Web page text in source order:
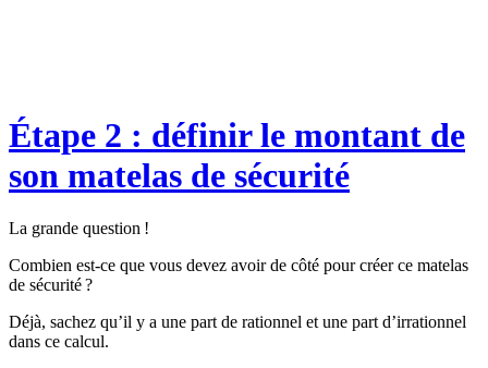
Étape 2 : définir le montant de
son matelas de sécurité
La grande question !
Combien est-ce que vous devez avoir de côté pour créer ce matelas
de sécurité ?
Déjà, sachez qu’il y a une part de rationnel et une part d’irrationnel
dans ce calcul.